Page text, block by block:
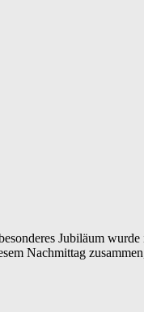
Jubiläum
Nachmittag